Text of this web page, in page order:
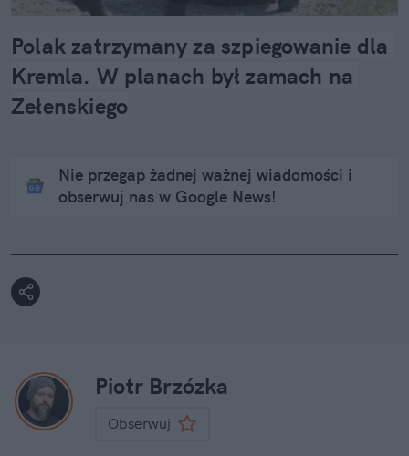
Polak zatrzymany za szpiegowanie dla
Kremla. W planach był zamach na
Zełenskiego
Nie przegap żadnej ważnej wiadomości i
obserwuj nas w Google News!
Piotr Brzózka
Obserwuj